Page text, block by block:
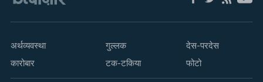
अर्थव्यवस्था
कारोबार
गुल्लक
टक-टकिया
देस-परदेस
फोटो